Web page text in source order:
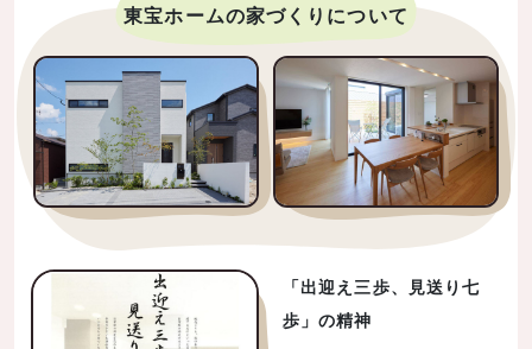
東宝ホームの家づくりについて
「出迎え三歩、見送り七
歩」の精神